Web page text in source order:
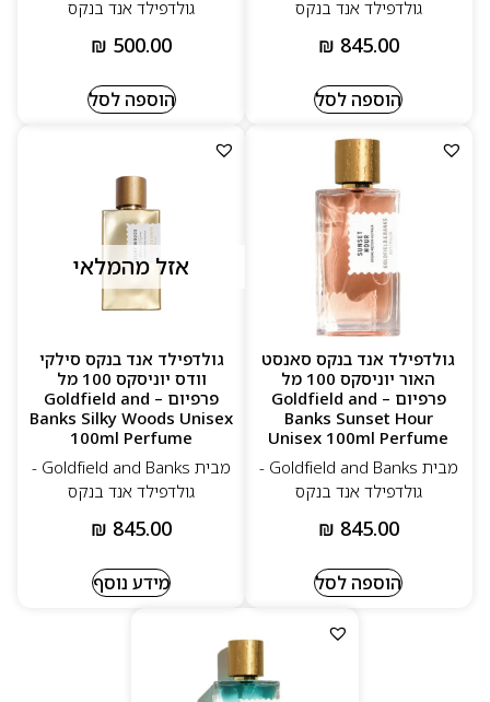
גולדפילד אנד בנקס
₪ 845.00
הוספה לסל
גולדפילד אנד בנקס
₪ 500.00
הוספה לסל
גולדפילד אנד בנקס סאנסט
האור יוניסקס 100 מל
פרפיום – Goldfield and
Banks Sunset Hour
Unisex 100ml Perfume
מבית Goldfield and Banks -
גולדפילד אנד בנקס
₪ 845.00
הוספה לסל
אזל מהמלאי
גולדפילד אנד בנקס סילקי
וודס יוניסקס 100 מל
פרפיום – Goldfield and
Banks Silky Woods Unisex
100ml Perfume
מבית Goldfield and Banks -
גולדפילד אנד בנקס
₪ 845.00
מידע נוסף